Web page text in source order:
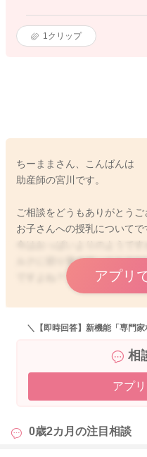
1 クリップ
ちーままさん、こんばんは
助産師の宮川です。
ご相談をどうもありがとうご
お子さんへの授乳についてで
ルクに切り替えて、ミルク
まだ復帰まで半年近くはある
それまでに離乳食も始まっ
なので、今はいつも通りに
す。
考えられます。
そうなった際に、また復帰を
アプリ
＼【即時回答】新機能「専門
相
アプ
0歳2カ月の注目相談